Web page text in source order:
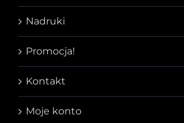
Nadruki
Promocja!
Kontakt
Moje konto